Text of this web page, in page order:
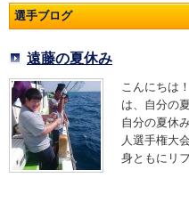
選手ブログ
遠藤の夏休み
こんにちは
は、自分の
自分の夏休
人選手権大
身ともにリ